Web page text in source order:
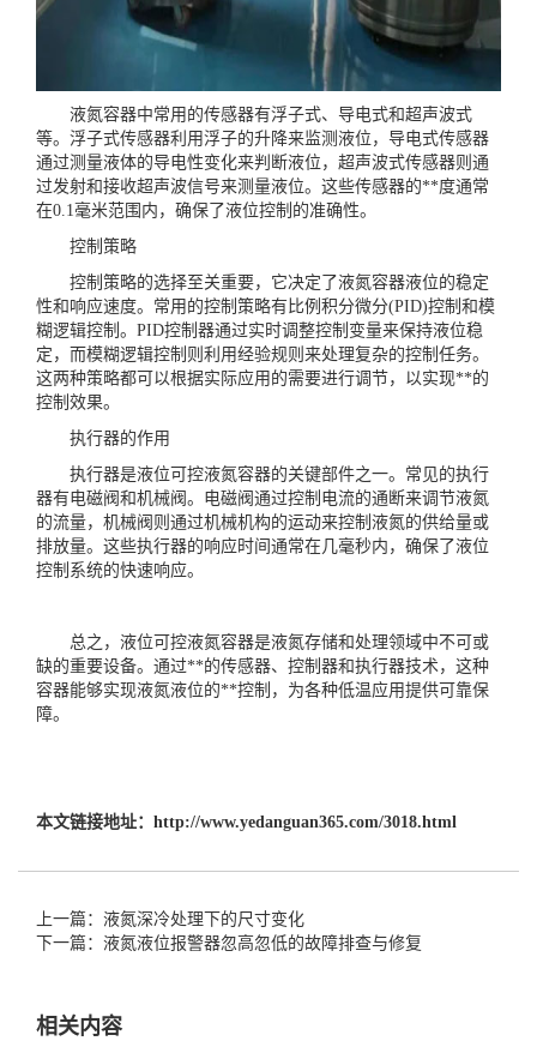
液氮容器中常用的传感器有浮子式、导电式和超声波式
等。浮子式传感器利用浮子的升降来监测液位，导电式传感器
通过测量液体的导电性变化来判断液位，超声波式传感器则通
过发射和接收超声波信号来测量液位。这些传感器的**度通常
在0.1毫米范围内，确保了液位控制的准确性。
控制策略
控制策略的选择至关重要，它决定了液氮容器液位的稳定
性和响应速度。常用的控制策略有比例积分微分(PID)控制和模
糊逻辑控制。PID控制器通过实时调整控制变量来保持液位稳
定，而模糊逻辑控制则利用经验规则来处理复杂的控制任务。
这两种策略都可以根据实际应用的需要进行调节，以实现**的
控制效果。
执行器的作用
执行器是液位可控液氮容器的关键部件之一。常见的执行
器有电磁阀和机械阀。电磁阀通过控制电流的通断来调节液氮
的流量，机械阀则通过机械机构的运动来控制液氮的供给量或
排放量。这些执行器的响应时间通常在几毫秒内，确保了液位
控制系统的快速响应。
总之，液位可控液氮容器是液氮存储和处理领域中不可或
缺的重要设备。通过**的传感器、控制器和执行器技术，这种
容器能够实现液氮液位的**控制，为各种低温应用提供可靠保
障。
本文链接地址： http://www.yedanguan365.com/3018.html
上一篇：液氮深冷处理下的尺寸变化
下一篇：液氮液位报警器忽高忽低的故障排查与修复
相关内容